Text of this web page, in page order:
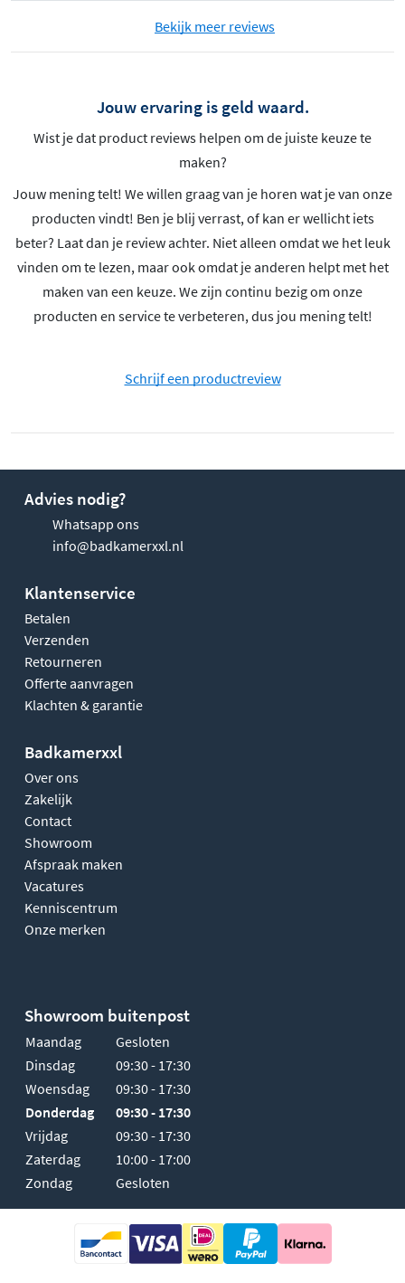
Bekijk meer reviews
Jouw ervaring is geld waard.
Wist je dat product reviews helpen om de juiste keuze te
maken?
Jouw mening telt! We willen graag van je horen wat je van onze
producten vindt! Ben je blij verrast, of kan er wellicht iets
beter? Laat dan je review achter. Niet alleen omdat we het leuk
vinden om te lezen, maar ook omdat je anderen helpt met het
maken van een keuze. We zijn continu bezig om onze
producten en service te verbeteren, dus jou mening telt!
Schrijf een productreview
Advies nodig?
Whatsapp ons
info@badkamerxxl.nl
Klantenservice
Betalen
Verzenden
Retourneren
Offerte aanvragen
Klachten & garantie
Badkamerxxl
Over ons
Zakelijk
Contact
Showroom
Afspraak maken
Vacatures
Kenniscentrum
Onze merken
Showroom buitenpost
Maandag
Gesloten
Dinsdag
09:30 - 17:30
Woensdag
09:30 - 17:30
Donderdag
09:30 - 17:30
Vrijdag
09:30 - 17:30
Zaterdag
10:00 - 17:00
Zondag
Gesloten